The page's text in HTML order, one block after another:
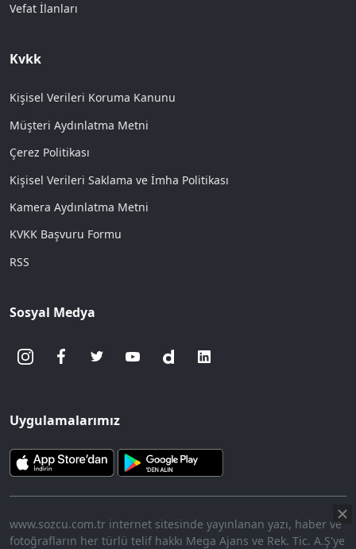
Vefat İlanları
Kvkk
Kişisel Verileri Koruma Kanunu
Müşteri Aydınlatma Metni
Çerez Politikası
Kişisel Verileri Saklama ve İmha Politikası
Kamera Aydınlatma Metni
KVKK Başvuru Formu
RSS
Sosyal Medya
Uygulamalarımız
www.sozcu.com.tr internet sitesinde yayınlanan yazı, haber ve
fotoğrafların her türlü telif hakkı Mega Ajans ve Rek. Tic. A.Ş'ye